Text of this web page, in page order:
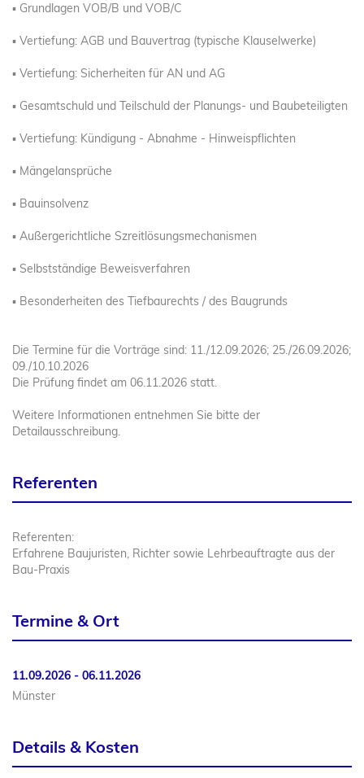
▪ Grundlagen VOB/B und VOB/C
▪ Vertiefung: AGB und Bauvertrag (typische Klauselwerke)
▪ Vertiefung: Sicherheiten für AN und AG
▪ Gesamtschuld und Teilschuld der Planungs- und Baubeteiligten
▪ Vertiefung: Kündigung - Abnahme - Hinweispflichten
▪ Mängelansprüche
▪ Bauinsolvenz
▪ Außergerichtliche Szreitlösungsmechanismen
▪ Selbstständige Beweisverfahren
▪ Besonderheiten des Tiefbaurechts / des Baugrunds
Die Termine für die Vorträge sind: 11./12.09.2026; 25./26.09.2026;
09./10.10.2026
Die Prüfung findet am 06.11.2026 statt.
Weitere Informationen entnehmen Sie bitte der
Detailausschreibung.
Referenten
Referenten:
Erfahrene Baujuristen, Richter sowie Lehrbeauftragte aus der
Bau-Praxis
Termine & Ort
11.09.2026 - 06.11.2026
Münster
Details & Kosten